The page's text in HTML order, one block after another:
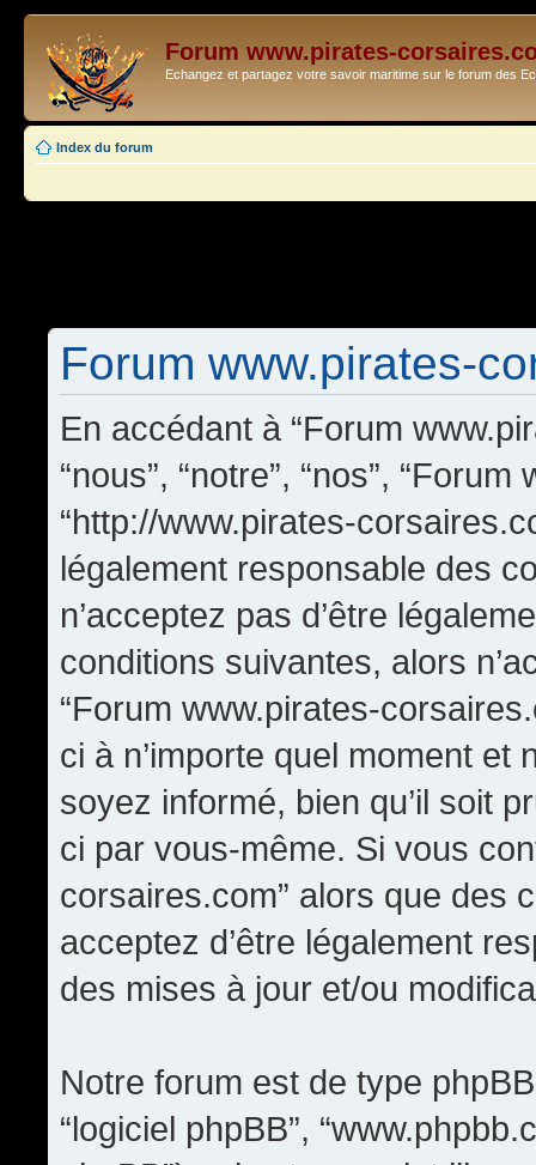
Forum www.pirates-
Echangez et partagez votre savoir maritime sur le forum des
Index du forum
Forum www.pirates-
En accédant à “Forum
“nous”, “notre”, “nos”,
“http://www.pirates-
légalement responsable des
n’acceptez pas d’être
conditions suivantes, alors
“Forum www.pirates-
ci à n’importe quel moment
soyez informé, bien qu’il soit
ci par vous-même. Si vous
corsaires.com” alors que des
acceptez d’être légalement
des mises à jour et/ou
Notre forum est de type phpBB
“logiciel phpBB”,